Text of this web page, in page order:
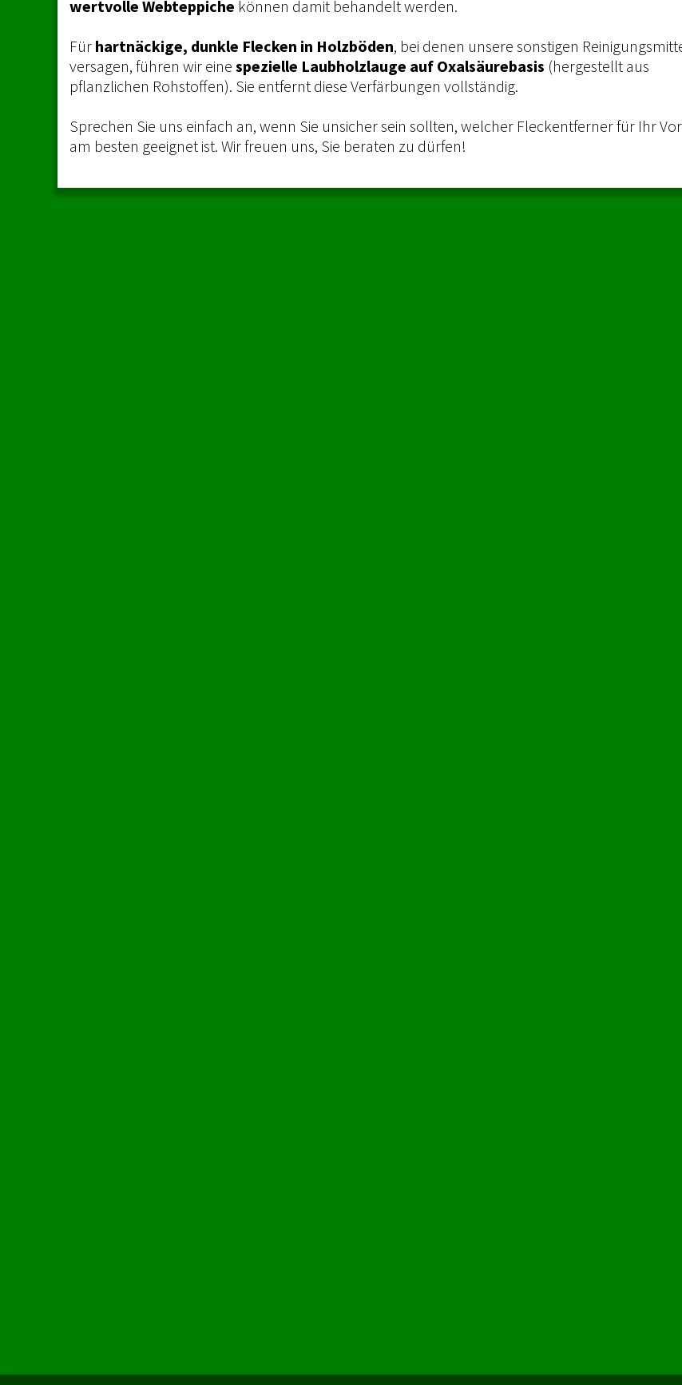
wertvolle Webteppiche können damit behandelt werden.
Für hartnäckige, dunkle Flecken in Holzböden, bei denen unsere sonstigen
versagen, führen wir eine spezielle Laubholzlauge auf Oxalsäurebasis (hergestellt aus
pflanzlichen Rohstoffen). Sie entfernt diese Verfärbungen vollständig.
Sprechen Sie uns einfach an, wenn Sie unsicher sein sollten, welcher Fleckentferner für Ihr
am besten geeignet ist. Wir freuen uns, Sie beraten zu dürfen!